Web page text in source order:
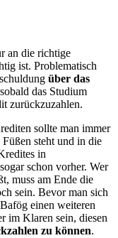
an die richtige
ist. Problematisch
über das
das Studium
zurückzuzahlen.
sollte man immer
Füßen steht und in die
in
schon vorher. Wer
muss am Ende die
sein. Bevor man sich
einen weiteren
im Klaren sein, diesen
zu können.